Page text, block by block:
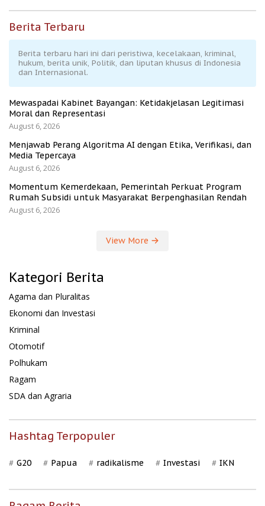
Berita Terbaru
Berita terbaru hari ini dari peristiwa, kecelakaan, kriminal,
hukum, berita unik, Politik, dan liputan khusus di Indonesia
dan Internasional.
Mewaspadai Kabinet Bayangan: Ketidakjelasan Legitimasi
Moral dan Representasi
August 6, 2026
Menjawab Perang Algoritma AI dengan Etika, Verifikasi, dan
Media Tepercaya
August 6, 2026
Momentum Kemerdekaan, Pemerintah Perkuat Program
Rumah Subsidi untuk Masyarakat Berpenghasilan Rendah
August 6, 2026
View More
Kategori Berita
Agama dan Pluralitas
Ekonomi dan Investasi
Kriminal
Otomotif
Polhukam
Ragam
SDA dan Agraria
Hashtag Terpopuler
G20 Papua radikalisme Investasi IKN